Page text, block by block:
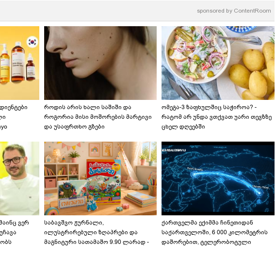
sponsored by ContentRoom
როდის არის ხალი საშიში და
როგორია მისი მოშორების მარტივი
და უსაფრთხო გზები
ომეგა-3 ზაფხულშიც საჭიროა? -
რატომ არ უნდა ვთქვათ უარი თევზზე
ცხელ დღეებში
ვერ
საბავშვო ჟურნალი,
ილუსტრირებული ზღაპრები და
მაგნიტური სათამაშო 9.90 ლარად -
ქართველმა ექიმმა ჩინეთიდან
საქართველოში, 6 000 კილომეტრის
დაშორებით, ტელერობოტული